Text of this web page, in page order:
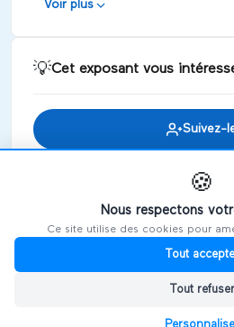
public, des enseignants, des
Voir plus
💡Cet exposant vous
Suivez-
Invitez-le à rejoindre votre
🎪Retrouvez cet exposant sur
🍪
Nous respectons
Ce site utilise des cookies pour
Tout
Tout refuser